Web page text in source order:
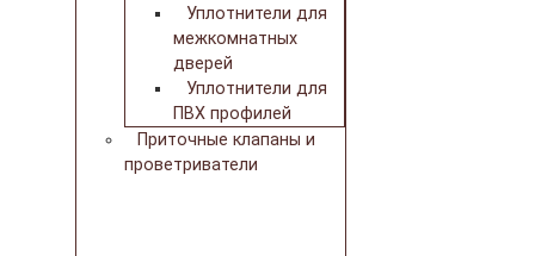
Уплотнители для
межкомнатных
дверей
Уплотнители для
ПВХ профилей
Приточные клапаны и
проветриватели